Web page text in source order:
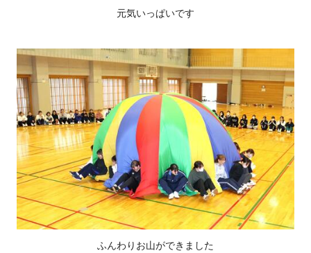
元気いっぱいです
ふんわりお山ができました